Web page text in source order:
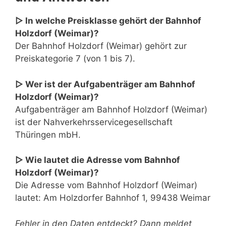
▷ In welche Preisklasse gehört der Bahnhof
Holzdorf (Weimar)?
Der Bahnhof Holzdorf (Weimar) gehört zur
Preiskategorie 7 (von 1 bis 7).
▷ Wer ist der Aufgabenträger am Bahnhof
Holzdorf (Weimar)?
Aufgabenträger am Bahnhof Holzdorf (Weimar)
ist der Nahverkehrsservicegesellschaft
Thüringen mbH.
▷ Wie lautet die Adresse vom Bahnhof
Holzdorf (Weimar)?
Die Adresse vom Bahnhof Holzdorf (Weimar)
lautet: Am Holzdorfer Bahnhof 1, 99438 Weimar
Fehler in den Daten entdeckt? Dann meldet